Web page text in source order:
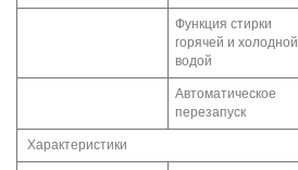
Функция стирки
горячей и холодной
водой
Автоматическое
перезапуск
Характеристики